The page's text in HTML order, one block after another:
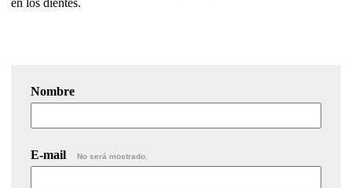
Nombre
E-mail No será mostrado.